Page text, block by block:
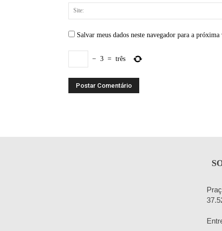
Salvar meus dados neste navegador para a próxima
− 3 = três